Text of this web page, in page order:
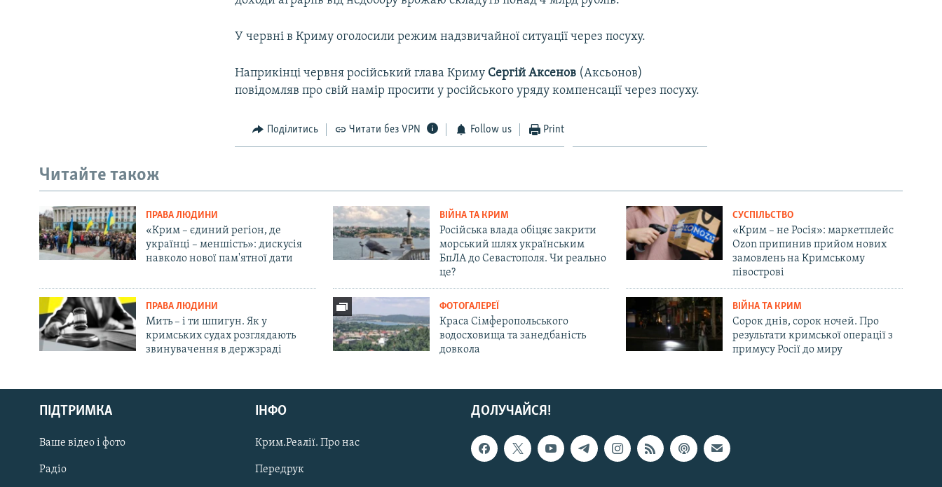
Русский
Qırımtatar
ДОЛУЧАЙСЯ!
У червні в Криму оголосили режим надзвичайної ситуації через посуху.
Наприкінці червня російський глава Криму Сергій Аксенов (Аксьонов)
повідомляв про свій намір просити у російського уряду компенсації через посуху.
Поділитись Читати без VPN Follow us Print
Читайте також
ПРАВА ЛЮДИНИ
«Крим – єдиний регіон, де
українці – меншість»: дискусія
навколо нової пам'ятної дати
ВІЙНА ТА КРИМ
Російська влада обіцяє закрити
морський шлях українським
БпЛА до Севастополя. Чи реально
це?
СУСПІЛЬСТВО
«Крим – не Росія»: маркетплейс
Ozon припинив прийом нових
замовлень на Кримському
півострові
ПРАВА ЛЮДИНИ
Мить – і ти шпигун. Як у
кримських судах розглядають
звинувачення в держзраді
ФОТОГАЛЕРЕЇ
Краса Сімферопольського
водосховища та занедбаність
довкола
ВІЙНА ТА КРИМ
Сорок днів, сорок ночей. Про
результати кримської операції з
примусу Росії до миру
ДОЛУЧАЙСЯ!
ПІДТРИМКА
Ваше відео і фото
Радіо
ІНФО
Крим.Реалії. Про нас
Передрук